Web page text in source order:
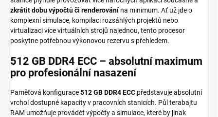
zkrátit dobu výpočtů či renderovánína minimum. Ať už jde o
komplexní simulace, kompilaci rozsáhlých projek­tů nebo
virtualizaci více virtuálních strojů najednou, tento procesor
poskytne potřebnou výkonovou rezervu s přehledem.
512 GB DDR4 ECC – absolutní maximum
pro profesionální nasazení
Paměťová konfigurace512 GB DDR4 ECC představuje absolutní
vrchol dostupné kapacity v pracovních stanicích. Půl terabajtu
RAM umožňuje provádět výpočty a simulace, které by jinak